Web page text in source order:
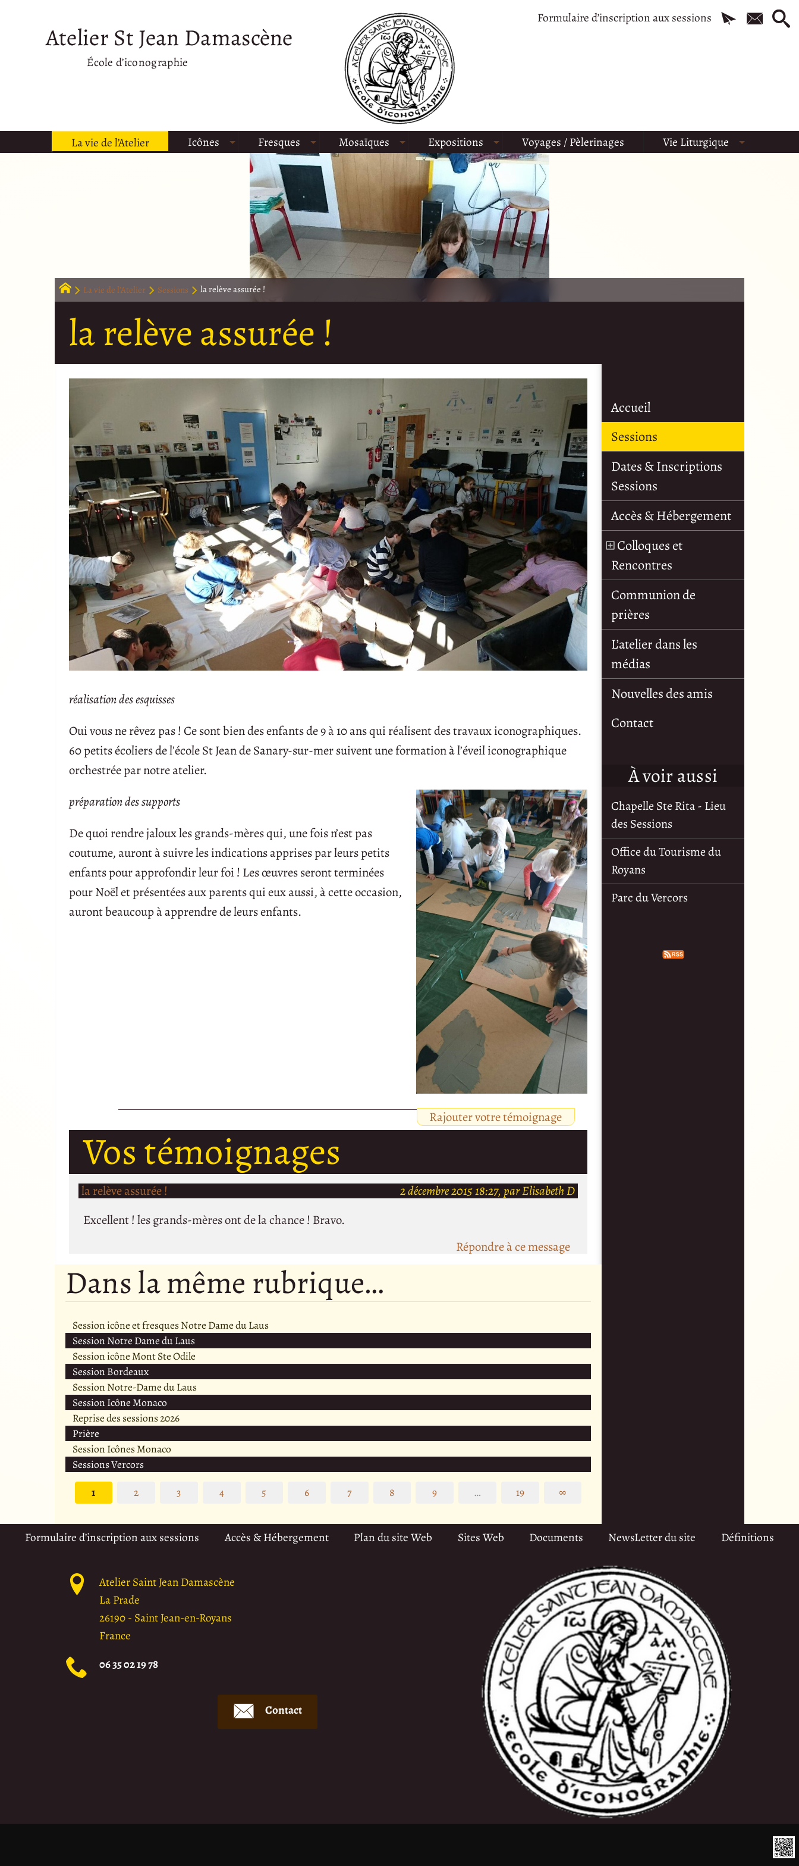
Formulaire d’inscription aux sessions
Atelier St Jean Damascène
École d’iconographie
La vie de l’Atelier Icônes Fresques Mosaïques Expositions Voyages / Pèlerinages Vie Liturgique
La vie de l’Atelier Sessions la relève assurée !
la relève assurée !
réalisation des esquisses
Oui vous ne rêvez pas ! Ce sont bien des enfants de 9 à 10 ans qui réalisent des travaux iconographiques.
60 petits écoliers de l’école St Jean de Sanary-sur-mer suivent une formation à l’éveil iconographique
orchestrée par notre atelier.
préparation des supports
De quoi rendre jaloux les grands-mères qui, une fois n’est pas
coutume, auront à suivre les indications apprises par leurs petits
enfants pour approfondir leur foi ! Les œuvres seront terminées
pour Noël et présentées aux parents qui eux aussi, à cette occasion,
auront beaucoup à apprendre de leurs enfants.
Rajouter votre témoignage
Vos témoignages
la relève assurée !
2 décembre 2015 18:27, par Elisabeth D
Excellent ! les grands-mères ont de la chance ! Bravo.
Répondre à ce message
Dans la même rubrique…
Session icône et fresques Notre Dame du Laus
Session Notre Dame du Laus
Session icône Mont Ste Odile
Session Bordeaux
Session Notre-Dame du Laus
Session Icône Monaco
Reprise des sessions 2026
Prière
Session Icônes Monaco
Sessions Vercors
1
2 3 4 5 6 7 8 9 … 19 ∞
Accueil
Sessions
Dates & Inscriptions
Sessions
Accès & Hébergement
Colloques et
Rencontres
Communion de
prières
L’atelier dans les
médias
Nouvelles des amis
Contact
À voir aussi
Chapelle Ste Rita - Lieu
des Sessions
Office du Tourisme du
Royans
Parc du Vercors
Formulaire d’inscription aux sessions Accès & Hébergement Plan du site Web Sites Web Documents NewsLetter du site Définitions
Atelier Saint Jean Damascène
La Prade
26190- Saint Jean-en-Royans
France
06 35 02 19 78
Contact